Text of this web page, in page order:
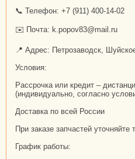
📞 Телефон: +7 (911) 400-14-02
✉️ Почта: k.popov83@mail.ru
📍 Адрес: Петрозаводск,
Условия:
Рассрочка или кредит –
(индивидуально, согласно
Доставка по всей России
При заказе запчастей
График работы: